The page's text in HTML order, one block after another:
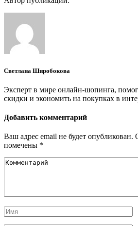
Светлана Широбокова
Эксперт в мире онлайн-шопинга,
скидки и экономить на покупках в
Добавить комментарий
Ваш адрес email не будет опубликован.
помечены *